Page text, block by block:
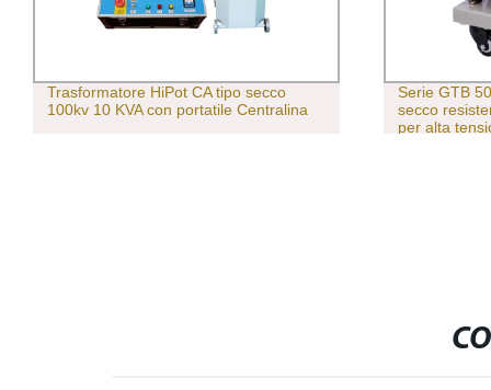
Trasformatore HiPot CA tipo secco
100kv 10 KVA con portatile Centralina
Serie GTB
secco
per alta